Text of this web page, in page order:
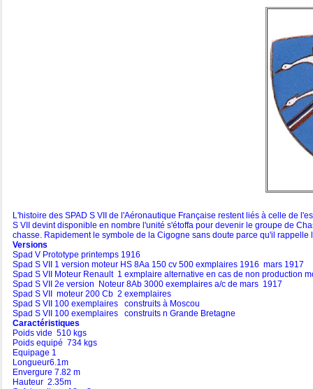
L'histoire des SPAD S VII de l'Aéronautique Française restent liés à celle de
S VII devint disponible en nombre l'unité s'étoffa pour devenir le groupe de
chasse. Rapidement le symbole de la Cigogne sans doute parce qu'il
Versions
Spad V Prototype printemps 1916
Spad S VII 1 version moteur HS 8Aa 150 cv 500 exmplaires 1916 mars 1917
Spad S VII Moteur Renault 1 exmplaire alternative en cas de non production
Spad S VII 2e version Noteur 8Ab 3000 exemplaires a/c de mars 1917
Spad S VII moteur 200 Cb 2 exemplaires
Spad S VII 100 exemplaires construits à Moscou
Spad S VII 100 exemplaires construits n Grande Bretagne
Caractéristiques
Poids vide 510 kgs
Poids equipé 734 kgs
Equipage 1
Longueur6.1m
Envergure 7.82 m
Hauteur 2.35m